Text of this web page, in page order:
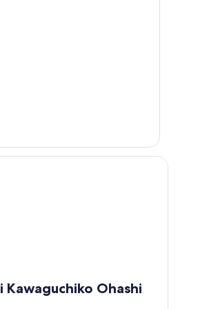
Kawaguchiko Ohashi
Ohashi